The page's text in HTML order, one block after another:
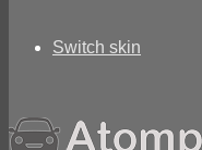
Switch skin